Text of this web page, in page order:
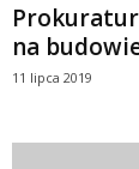
na
11 lipca 2019